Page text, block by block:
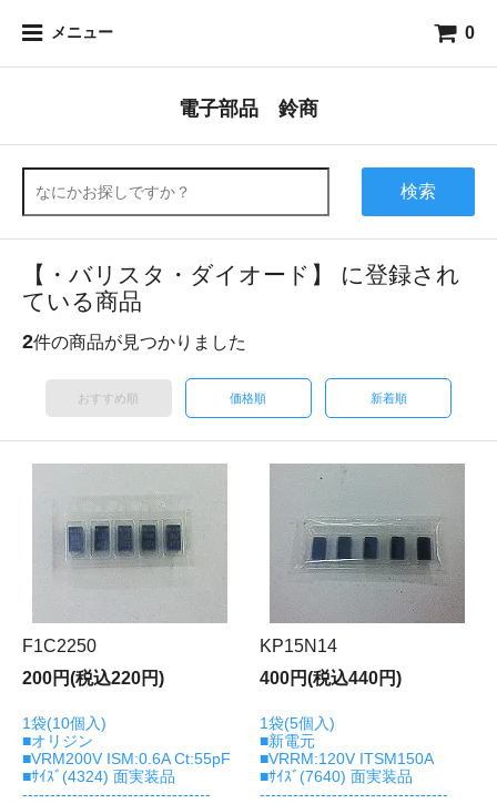
メニュー 0
電子部品 鈴商
検索
【・バリスタ・ダイオード】 に登録され
ている商品
2件の商品が見つかりました
おすすめ順 価格順 新着順
F1C2250
200円(税込220円)
1袋(10個入)
■オリジン
■VRM200V ISM:0.6A Ct:55pF
■ｻｲｽﾞ(4324) 面実装品
----------------------------------
KP15N14
400円(税込440円)
1袋(5個入)
■新電元
■VRRM:120V ITSM150A
■ｻｲｽﾞ(7640) 面実装品
----------------------------------